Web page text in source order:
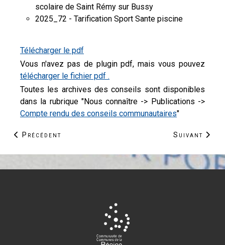
scolaire de Saint Rémy sur Bussy
2025_72 - Tarification Sport Sante piscine
Télécharger le pdf
Vous n'avez pas de plugin pdf, mais vous pouvez
télécharger le fichier pdf .
Toutes les archives des conseils sont disponibles
dans la rubrique "Nous connaître -> Publications ->
Compte rendu des conseils communautaires"
Article précédent : La CCRS lauréate de l’AMI
Précédent Article
Suivant